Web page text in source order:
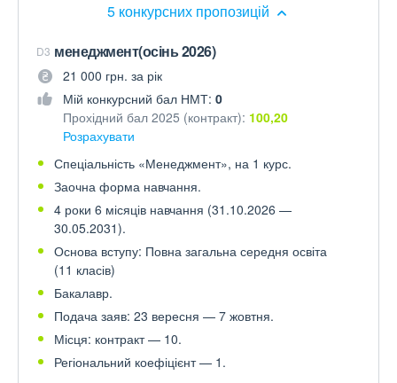
5 конкурсних пропозицій
D3 менеджмент(осінь 2026)
21 000 грн. за рік
Мій конкурсний бал НМТ: 0
Прохідний бал 2025 (контракт): 100,20
Розрахувати
Спеціальність «Менеджмент», на 1 курс.
Заочна форма навчання.
4 роки 6 місяців навчання (31.10.2026 —
30.05.2031).
Основа вступу: Повна загальна середня освіта
(11 класів)
Бакалавр.
Подача заяв: 23 вересня — 7 жовтня.
Місця: контракт — 10.
Регіональний коефіцієнт — 1.